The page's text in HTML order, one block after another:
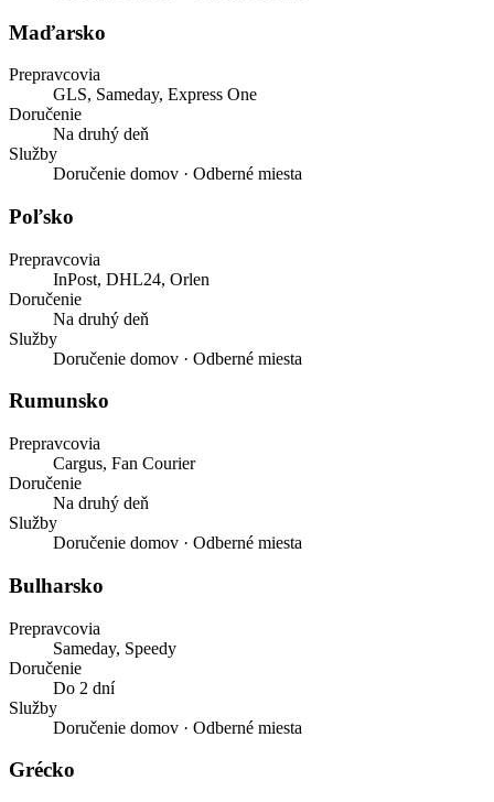
Maďarsko
Prepravcovia
GLS, Sameday, Express One
Doručenie
Na druhý deň
Služby
Doručenie domov · Odberné miesta
Poľsko
Prepravcovia
InPost, DHL24, Orlen
Doručenie
Na druhý deň
Služby
Doručenie domov · Odberné miesta
Rumunsko
Prepravcovia
Cargus, Fan Courier
Doručenie
Na druhý deň
Služby
Doručenie domov · Odberné miesta
Bulharsko
Prepravcovia
Sameday, Speedy
Doručenie
Do 2 dní
Služby
Doručenie domov · Odberné miesta
Grécko